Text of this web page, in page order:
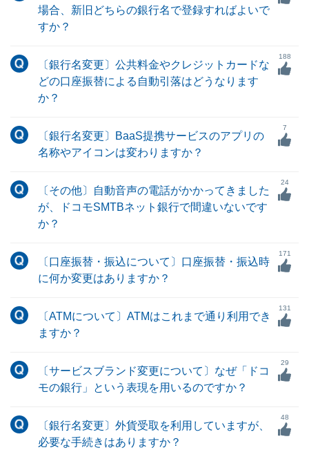
場合、新旧どちらの銀行名で登録すればよいで
すか？
〔銀行名変更〕公共料金やクレジットカードな
どの口座振替による自動引落はどうなります
か？
188
〔銀行名変更〕BaaS提携サービスのアプリの
名称やアイコンは変わりますか？
7
〔その他〕自動音声の電話がかかってきました
が、ドコモSMTBネット銀行で間違いないです
か？
24
〔口座振替・振込について〕口座振替・振込時
に何か変更はありますか？
171
〔ATMについて〕ATMはこれまで通り利用でき
ますか？
131
〔サービスブランド変更について〕なぜ「ドコ
モの銀行」という表現を用いるのですか？
29
〔銀行名変更〕外貨受取を利用していますが、
必要な手続きはありますか？
48